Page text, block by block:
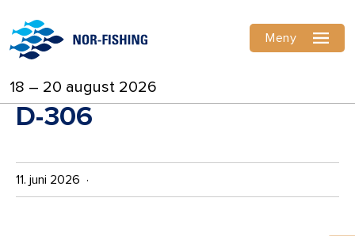
18 – 20 august 2026
Meny
D-306
11. juni 2026 ·